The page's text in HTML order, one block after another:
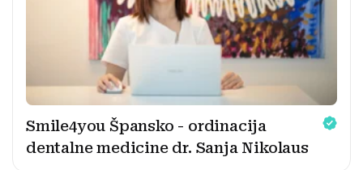
Smile4you Špansko - ordinacija
dentalne medicine dr. Sanja Nikolaus